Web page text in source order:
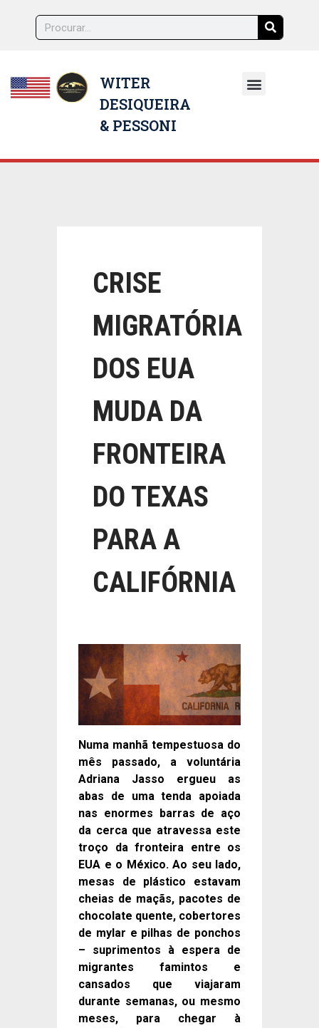
WITER
DESIQUEIRA
& PESSONI
CRISE
MIGRATÓRIA
DOS EUA
MUDA DA
FRONTEIRA
DO TEXAS
PARA A
CALIFÓRNIA
Numa manhã tempestuosa do
mês passado, a voluntária
Adriana Jasso ergueu as
abas de uma tenda apoiada
nas enormes barras de aço
da cerca que atravessa este
troço da fronteira entre os
EUA e o México. Ao seu lado,
mesas de plástico estavam
cheias de maçãs, pacotes de
chocolate quente, cobertores
de mylar e pilhas de ponchos
– suprimentos à espera de
migrantes famintos e
cansados ​​que viajaram
durante semanas, ou mesmo
meses, para chegar à